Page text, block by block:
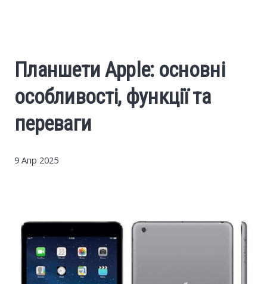
Finance
Sport
Style
Планшети Apple: основні
особливості, функції та
переваги
9 Апр 2025